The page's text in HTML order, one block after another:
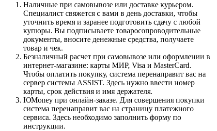
Наличные при самовывозе или доставке курьером.
Специалист свяжется с вами в день доставки, чтобы
уточнить время и заранее подготовить сдачу с любой
купюры. Вы подписываете товаросопроводительные
документы, вносите денежные средства, получаете
товар и чек.
Безналичный расчет при самовывозе или оформлении в
интернет-магазине: карты МИР, Visa и MasterCard.
Чтобы оплатить покупку, система перенаправит вас на
сервер системы ASSIST. Здесь нужно ввести номер
карты, срок действия и имя держателя.
ЮMoney при онлайн-заказе. Для совершения покупки
система перенаправит вас на страницу платежного
сервиса. Здесь необходимо заполнить форму по
инструкции.